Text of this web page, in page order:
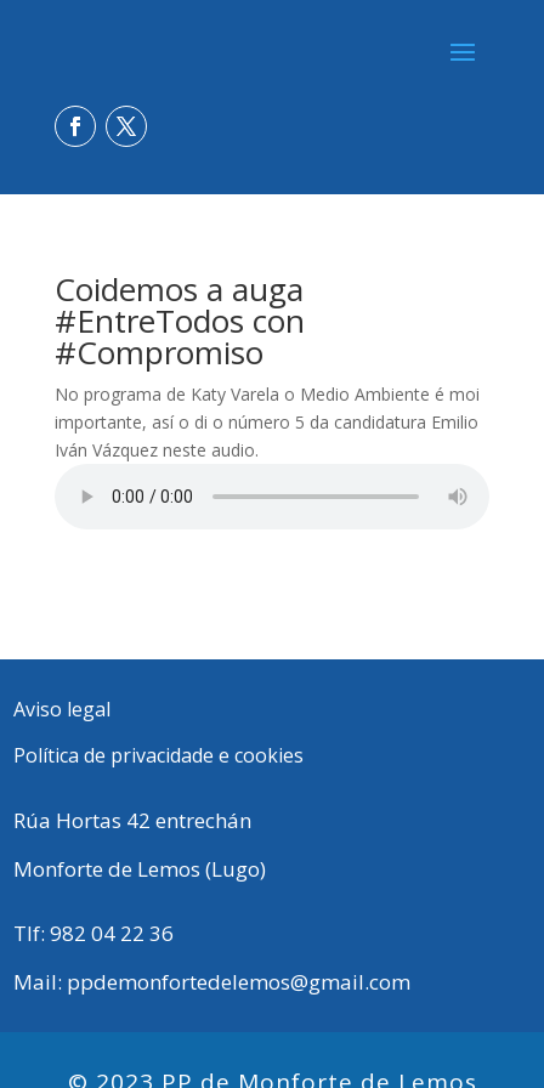
Coidemos a auga
#EntreTodos con
#Compromiso
No programa de Katy Varela o Medio Ambiente é moi
importante, así o di o número 5 da candidatura Emilio
Iván Vázquez neste audio.
Aviso legal
Política de privacidade e cookies
Rúa Hortas 42 entrechán
Monforte de Lemos (Lugo)
Tlf:982 04 22 36
Mail: ppdemonfortedelemos@gmail.com